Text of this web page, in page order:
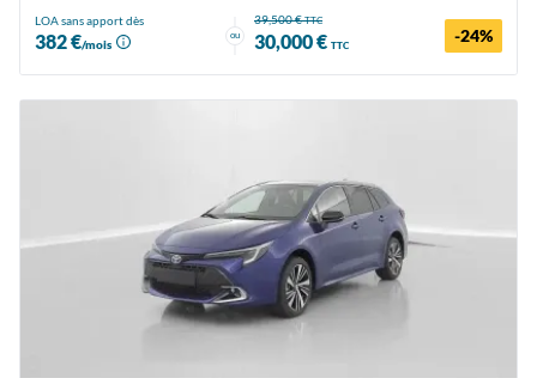
LOA sans apport dès
382 €/mois
ou
39,500 €TTC
30,000 € TTC -24%